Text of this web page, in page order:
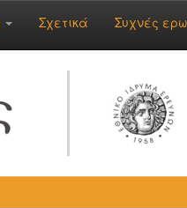
Σχετικά Συχνές